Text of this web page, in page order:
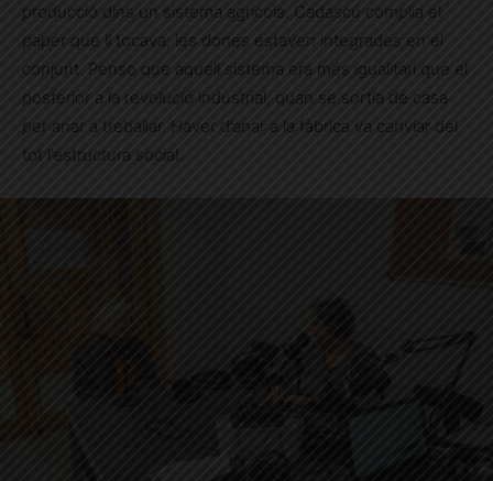
producció dins un sistema agrícola. Cadascú complia el
paper que li tocava; les dones estaven integrades en el
conjunt. Penso que aquell sistema era més igualitari que el
posterior a la revolució industrial, quan se sortia de casa
per anar a treballar. Haver d’anar a la fàbrica va canviar del
tot l’estructura social.